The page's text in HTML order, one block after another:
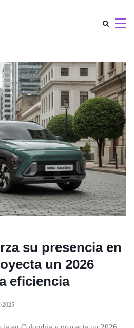
su presencia en
un 2026
eficiencia
2025